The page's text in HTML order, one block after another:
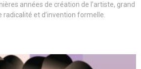
années de création de l’artiste, grand
et d’invention formelle.